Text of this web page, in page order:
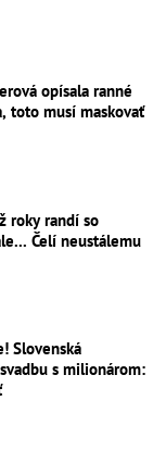
opísala ranné
toto musí maskovať
roky randí so
Čelí neustálemu
Slovenská
s milionárom: